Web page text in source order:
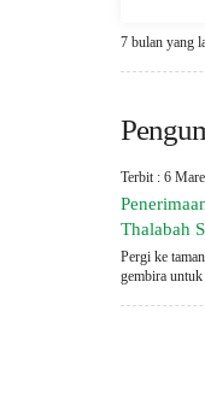
7 bulan yang
Terbit : 6
Thalabah
Pergi ke
gembira